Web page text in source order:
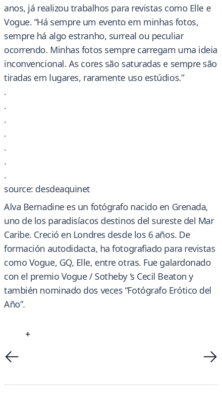
anos, já realizou trabalhos para revistas como Elle e
Vogue. “Há sempre um evento em minhas fotos,
sempre há algo estranho, surreal ou peculiar
ocorrendo. Minhas fotos sempre carregam uma ideia
inconvencional. As cores são saturadas e sempre são
tiradas em lugares, raramente uso estúdios.”
.
.
.
.
.
.
.
source: desdeaquinet
Alva Bernadine es un fotógrafo nacido en Grenada,
uno de los paradisíacos destinos del sureste del Mar
Caribe. Creció en Londres desde los 6 años. De
formación autodidacta, ha fotografiado para revistas
como Vogue, GQ, Elle, entre otras. Fue galardonado
con el premio Vogue / Sotheby ‘s Cecil Beaton y
también nominado dos veces “Fotógrafo Erótico del
Año”.
+